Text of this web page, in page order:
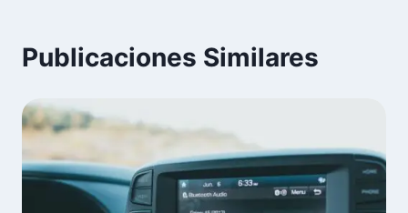
Publicaciones Similares